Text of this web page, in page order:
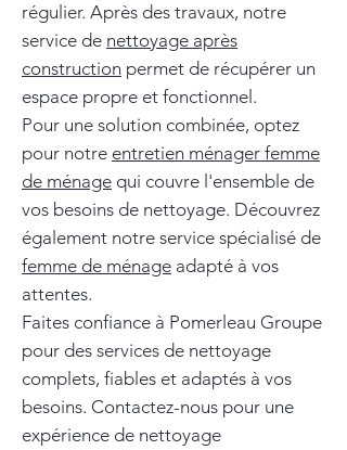
régulier. Après des travaux, notre
service de nettoyage après
construction permet de récupérer un
espace propre et fonctionnel.
Pour une solution combinée, optez
pour notre entretien ménager femme
de ménage qui couvre l'ensemble de
vos besoins de nettoyage. Découvrez
également notre service spécialisé de
femme de ménage adapté à vos
attentes.
Faites confiance à Pomerleau Groupe
pour des services de nettoyage
complets, fiables et adaptés à vos
besoins. Contactez-nous pour une
expérience de nettoyage